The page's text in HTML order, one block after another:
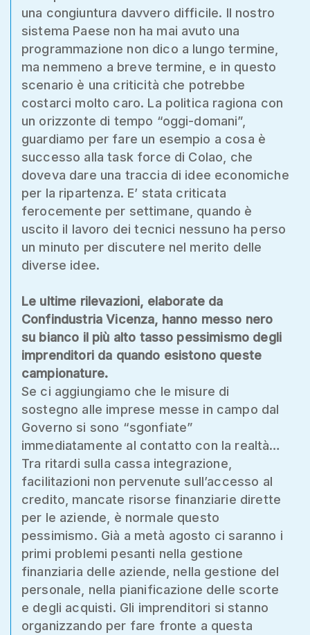
una congiuntura davvero difficile. Il nostro
sistema Paese non ha mai avuto una
programmazione non dico a lungo termine,
ma nemmeno a breve termine, e in questo
scenario è una criticità che potrebbe
costarci molto caro. La politica ragiona con
un orizzonte di tempo “oggi-domani”,
guardiamo per fare un esempio a cosa è
successo alla task force di Colao, che
doveva dare una traccia di idee economiche
per la ripartenza. E’ stata criticata
ferocemente per settimane, quando è
uscito il lavoro dei tecnici nessuno ha perso
un minuto per discutere nel merito delle
diverse idee.
Le ultime rilevazioni, elaborate da
Confindustria Vicenza, hanno messo nero
su bianco il più alto tasso pessimismo degli
imprenditori da quando esistono queste
campionature.
Se ci aggiungiamo che le misure di
sostegno alle imprese messe in campo dal
Governo si sono “sgonfiate”
immediatamente al contatto con la realtà…
Tra ritardi sulla cassa integrazione,
facilitazioni non pervenute sull’accesso al
credito, mancate risorse finanziarie dirette
per le aziende, è normale questo
pessimismo. Già a metà agosto ci saranno i
primi problemi pesanti nella gestione
finanziaria delle aziende, nella gestione del
personale, nella pianificazione delle scorte
e degli acquisti. Gli imprenditori si stanno
organizzando per fare fronte a questa